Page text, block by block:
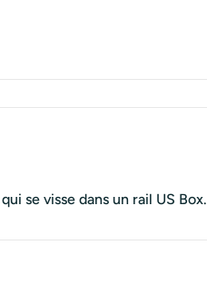
se visse dans un rail US Box.